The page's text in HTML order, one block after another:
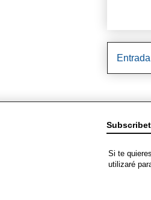
Si te
utilizaré